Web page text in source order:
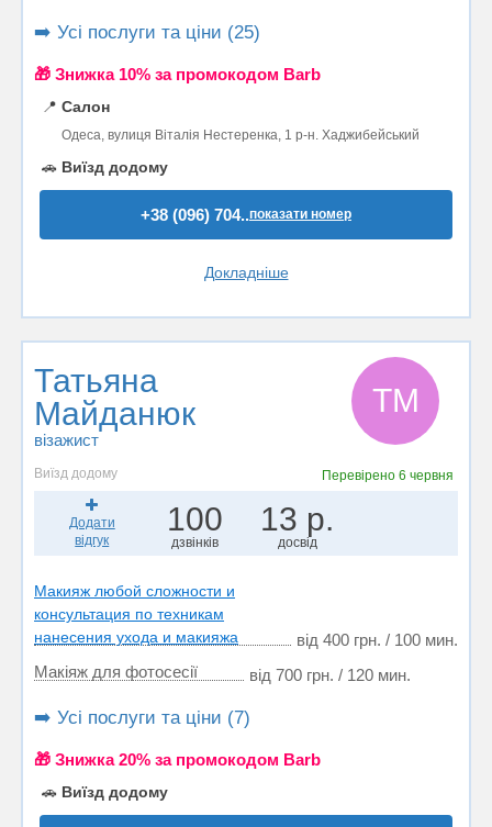
➡️ Усі послуги та ціни (25)
🎁 Знижка 10% за промокодом Barb
📍 Салон
Одеса, вулиця Віталія Нестеренка, 1 р-н. Хаджибейський
🚗 Виїзд додому
+38 (096) 704..показати номер
Докладніше
Татьяна
Майданюк
візажист
ТМ
Виїзд додому Перевірено 6 червня
Додати
відгук
100
дзвінків
13 р.
досвід
Макияж любой сложности и
консультация по техникам
нанесения ухода и макияжа
від 400 грн. / 100 мин.
Макіяж для фотосесії
від 700 грн. / 120 мин.
➡️ Усі послуги та ціни (7)
🎁 Знижка 20% за промокодом Barb
🚗 Виїзд додому